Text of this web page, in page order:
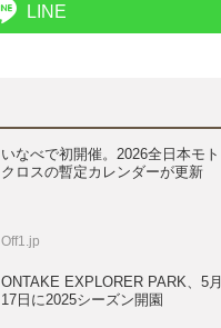
LINE
いなべで初開催。2026全日本モト
クロスの暫定カレンダーが更新
Off1.jp
ONTAKE EXPLORER PARK、5月
17日に2025シーズン開園